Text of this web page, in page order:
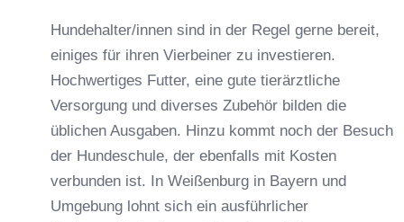
Hundehalter/innen sind in der Regel gerne bereit,
einiges für ihren Vierbeiner zu investieren.
Hochwertiges Futter, eine gute tierärztliche
Versorgung und diverses Zubehör bilden die
üblichen Ausgaben. Hinzu kommt noch der Besuch
der Hundeschule, der ebenfalls mit Kosten
verbunden ist. In Weißenburg in Bayern und
Umgebung lohnt sich ein ausführlicher